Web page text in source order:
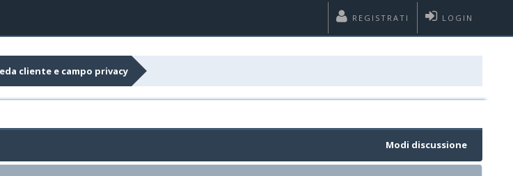
LOGIN
REGISTRATI
cliente e campo privacy
Modi discussione